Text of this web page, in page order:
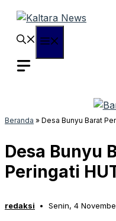
Langsung
Beranda » Desa Bunyu Barat
Desa Bunyu
Peringati
redaksi Senin, 4